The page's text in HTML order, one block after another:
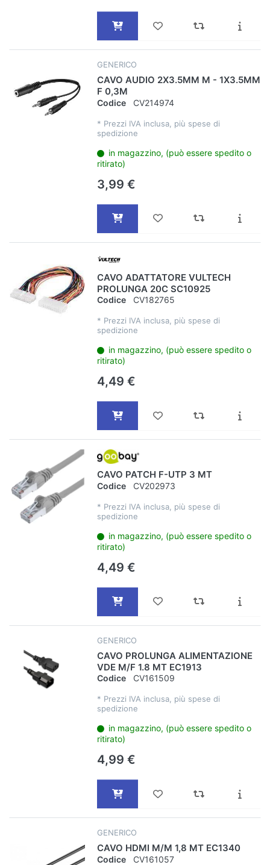
GENERICO
CAVO AUDIO 2X3.5MM M - 1X3.5MM
F 0,3M
Codice CV214974
* Prezzi IVA inclusa, più spese di
spedizione
in magazzino, (può essere spedito o
ritirato)
3,99 €
CAVO ADATTATORE VULTECH
PROLUNGA 20C SC10925
Codice CV182765
* Prezzi IVA inclusa, più spese di
spedizione
in magazzino, (può essere spedito o
ritirato)
4,49 €
CAVO PATCH F-UTP 3 MT
Codice CV202973
* Prezzi IVA inclusa, più spese di
spedizione
in magazzino, (può essere spedito o
ritirato)
4,49 €
GENERICO
CAVO PROLUNGA ALIMENTAZIONE
VDE M/F 1.8 MT EC1913
Codice CV161509
* Prezzi IVA inclusa, più spese di
spedizione
in magazzino, (può essere spedito o
ritirato)
4,99 €
GENERICO
CAVO HDMI M/M 1,8 MT EC1340
Codice CV161057